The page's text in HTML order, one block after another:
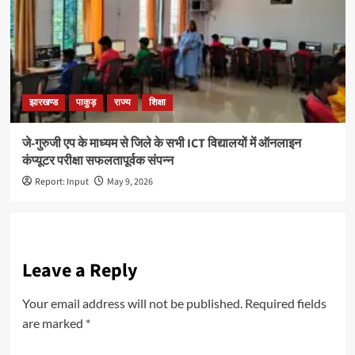
झारखण्ड पाकुड़ राज्य शिक्षा
जे-गुरुजी एप के माध्यम से जिले के सभी ICT विद्यालयों में ऑनलाइन
कंप्यूटर परीक्षा सफलतापूर्वक संपन्न
Report: Input May 9, 2026
Leave a Reply
Your email address will not be published. Required fields
are marked *